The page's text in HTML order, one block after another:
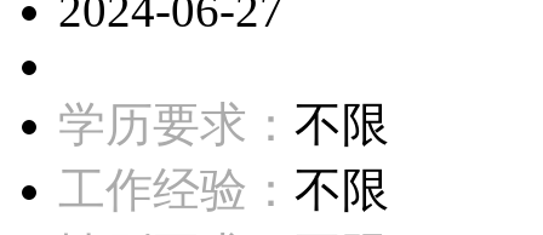
学历要求： 不限
工作经验： 不限